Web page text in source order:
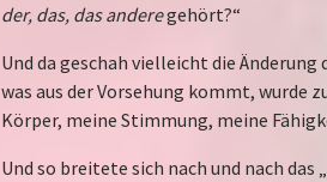
der, das, das anderegehört?“
Und da geschah vielleicht die
was aus der Vorsehung kommt, wurde
Körper, meine Stimmung, meine
Und so breitete sich nach und nach